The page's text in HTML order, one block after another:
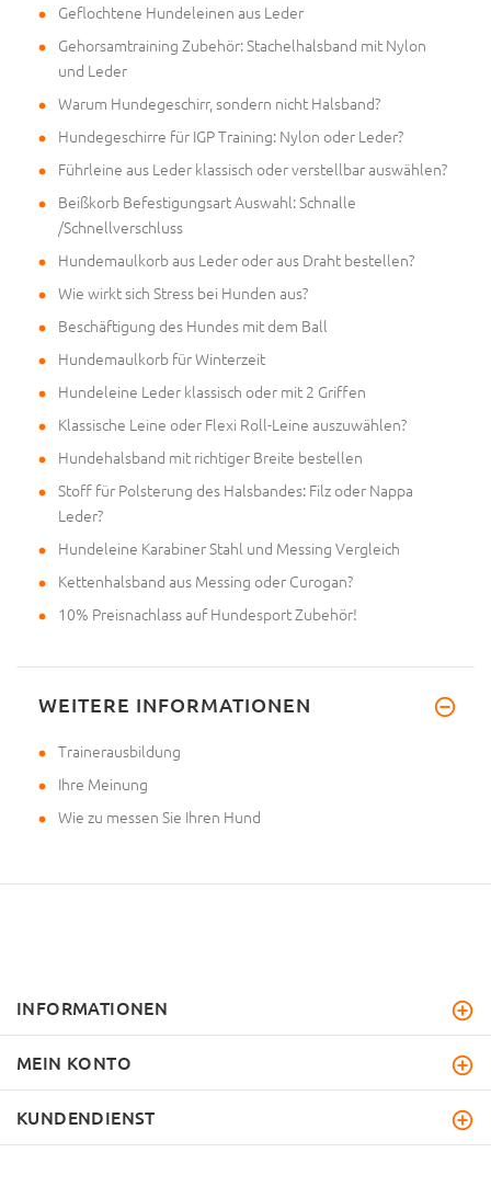
Geflochtene Hundeleinen aus Leder
Gehorsamtraining Zubehör: Stachelhalsband mit Nylon
und Leder
Warum Hundegeschirr, sondern nicht Halsband?
Hundegeschirre für IGP Training: Nylon oder Leder?
Führleine aus Leder klassisch oder verstellbar auswählen?
Beißkorb Befestigungsart Auswahl: Schnalle
/Schnellverschluss
Hundemaulkorb aus Leder oder aus Draht bestellen?
Wie wirkt sich Stress bei Hunden aus?
Beschäftigung des Hundes mit dem Ball
Hundemaulkorb für Winterzeit
Hundeleine Leder klassisch oder mit 2 Griffen
Klassische Leine oder Flexi Roll-Leine auszuwählen?
Hundehalsband mit richtiger Breite bestellen
Stoff für Polsterung des Halsbandes: Filz oder Nappa
Leder?
Hundeleine Karabiner Stahl und Messing Vergleich
Kettenhalsband aus Messing oder Curogan?
10% Preisnachlass auf Hundesport Zubehör!
WEITERE INFORMATIONEN
Trainerausbildung
Ihre Meinung
Wie zu messen Sie Ihren Hund
INFORMATIONEN
MEIN KONTO
KUNDENDIENST